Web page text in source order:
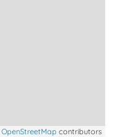
OpenStreetMap contributors